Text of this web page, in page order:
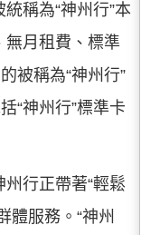
稱為“神州行”本
無月租費、標準
被稱為“神州行”
“神州行”標準卡
行正帶著“輕鬆
體服務。“神州